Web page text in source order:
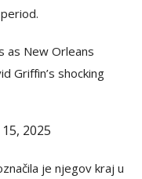
as New Orleans
Griffin’s shocking
2025
je njegov kraj u